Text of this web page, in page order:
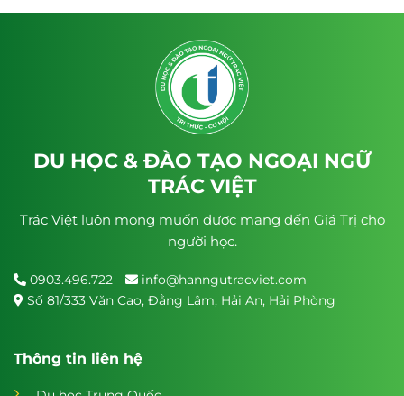
DU HỌC & ĐÀO TẠO NGOẠI NGỮ
TRÁC VIỆT
Trác Việt luôn mong muốn được mang đến Giá Trị cho
người học.
0903.496.722
info@hanngutracviet.com
Số 81/333 Văn Cao, Đằng Lâm, Hải An, Hải Phòng
Thông tin liên hệ